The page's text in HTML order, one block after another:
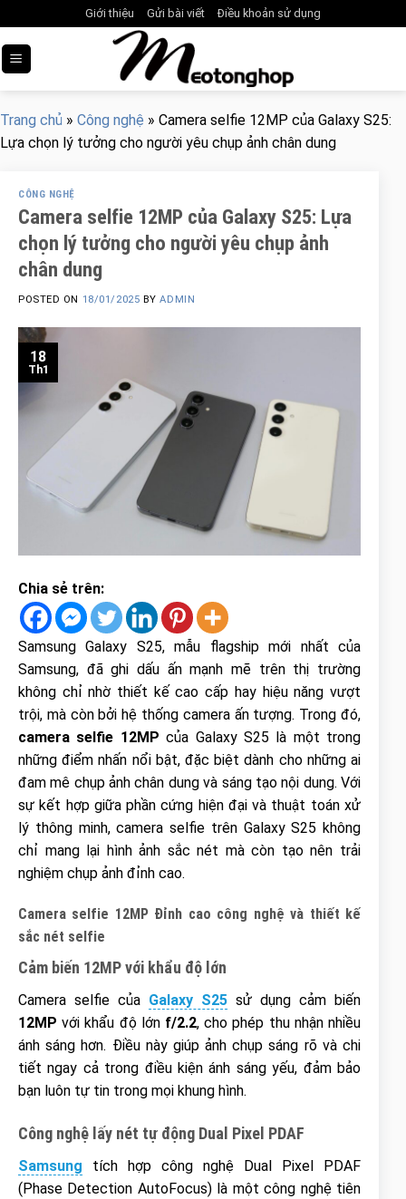
to
content
Giới thiệu Gửi bài viết Điều khoản sử dụng
Trang chủ » Công nghệ » Camera selfie 12MP của Galaxy S25:
Lựa chọn lý tưởng cho người yêu chụp ảnh chân dung
CÔNG NGHỆ
Camera selfie 12MP của Galaxy S25: Lựa
chọn lý tưởng cho người yêu chụp ảnh
chân dung
POSTED ON 18/01/2025 BYADMIN
18
Th1
Chia sẻ trên:
Samsung Galaxy S25, mẫu flagship mới nhất của
Samsung, đã ghi dấu ấn mạnh mẽ trên thị trường
không chỉ nhờ thiết kế cao cấp hay hiệu năng vượt
trội, mà còn bởi hệ thống camera ấn tượng. Trong đó,
camera selfie 12MP của Galaxy S25 là một trong
những điểm nhấn nổi bật, đặc biệt dành cho những ai
đam mê chụp ảnh chân dung và sáng tạo nội dung. Với
sự kết hợp giữa phần cứng hiện đại và thuật toán xử
lý thông minh, camera selfie trên Galaxy S25 không
chỉ mang lại hình ảnh sắc nét mà còn tạo nên trải
nghiệm chụp ảnh đỉnh cao.
Camera selfie 12MP Đỉnh cao công nghệ và thiết kế
sắc nét selfie
Cảm biến 12MP với khẩu độ lớn
Camera selfie của Galaxy S25 sử dụng cảm biến
12MP với khẩu độ lớn f/2.2, cho phép thu nhận nhiều
ánh sáng hơn. Điều này giúp ảnh chụp sáng rõ và chi
tiết ngay cả trong điều kiện ánh sáng yếu, đảm bảo
bạn luôn tự tin trong mọi khung hình.
Công nghệ lấy nét tự động Dual Pixel PDAF
Samsung tích hợp công nghệ Dual Pixel PDAF
(Phase Detection AutoFocus) là một công nghệ tiên